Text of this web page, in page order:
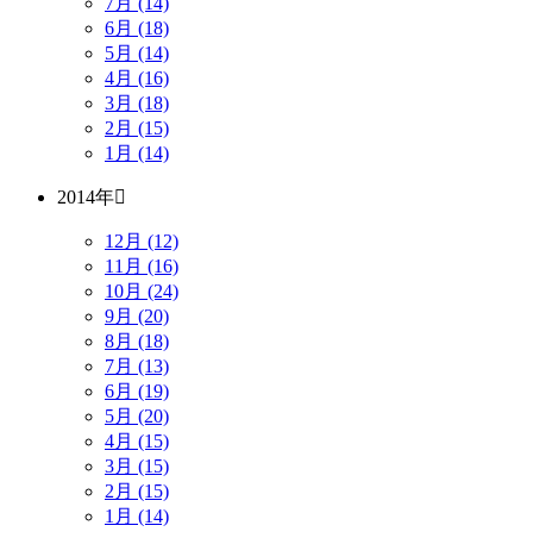
6月 (18)
5月 (14)
4月 (16)
3月 (18)
2月 (15)
1月 (14)
2014年
12月 (12)
11月 (16)
10月 (24)
9月 (20)
8月 (18)
7月 (13)
6月 (19)
5月 (20)
4月 (15)
3月 (15)
2月 (15)
1月 (14)